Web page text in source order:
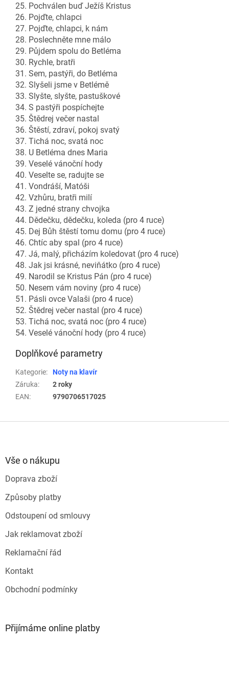
25. Pochválen buď Ježíš Kristus
26. Pojďte, chlapci
27. Pojďte, chlapci, k nám
28. Poslechněte mne málo
29. Půjdem spolu do Betléma
30. Rychle, bratři
31. Sem, pastýři, do Betléma
32. Slyšeli jsme v Betlémě
33. Slyšte, slyšte, pastuškové
34. S pastýři pospíchejte
35. Štědrej večer nastal
36. Štěstí, zdraví, pokoj svatý
37. Tichá noc, svatá noc
38. U Betléma dnes Maria
39. Veselé vánoční hody
40. Veselte se, radujte se
41. Vondráší, Matóši
42. Vzhůru, bratři milí
43. Z jedné strany chvojka
44. Dědečku, dědečku, koleda (pro 4 ruce)
45. Dej Bůh štěstí tomu domu (pro 4 ruce)
46. Chtíc aby spal (pro 4 ruce)
47. Já, malý, přicházím koledovat (pro 4 ruce)
48. Jak jsi krásné, neviňátko (pro 4 ruce)
49. Narodil se Kristus Pán (pro 4 ruce)
50. Nesem vám noviny (pro 4 ruce)
51. Pásli ovce Valaši (pro 4 ruce)
52. Štědrej večer nastal (pro 4 ruce)
53. Tichá noc, svatá noc (pro 4 ruce)
54. Veselé vánoční hody (pro 4 ruce)
Doplňkové parametry
Kategorie:
Noty na klavír
Záruka:
2 roky
EAN: 9790706517025
Vše o nákupu
Doprava zboží
Způsoby platby
Odstoupení od smlouvy
Jak reklamovat zboží
Reklamační řád
Kontakt
Obchodní podmínky
Přijímáme online platby